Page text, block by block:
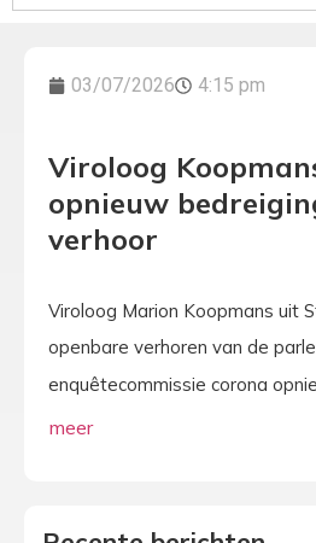
03/07/2026 4:15 pm
Viroloog
opnieuw
verhoor
Viroloog Marion Koopmans uit
openbare verhoren van de
enquêtecommissie corona